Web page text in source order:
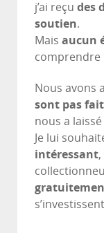
j’ai reçu des
soutien.
Mais aucun
comprendre
Nous avons
sont pas
nous a
Je lui
intéressant